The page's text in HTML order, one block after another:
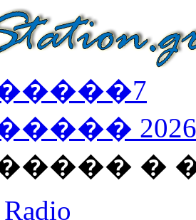
7
2026
�